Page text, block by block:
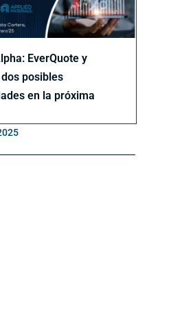
EverQuote y
posibles
en la próxima